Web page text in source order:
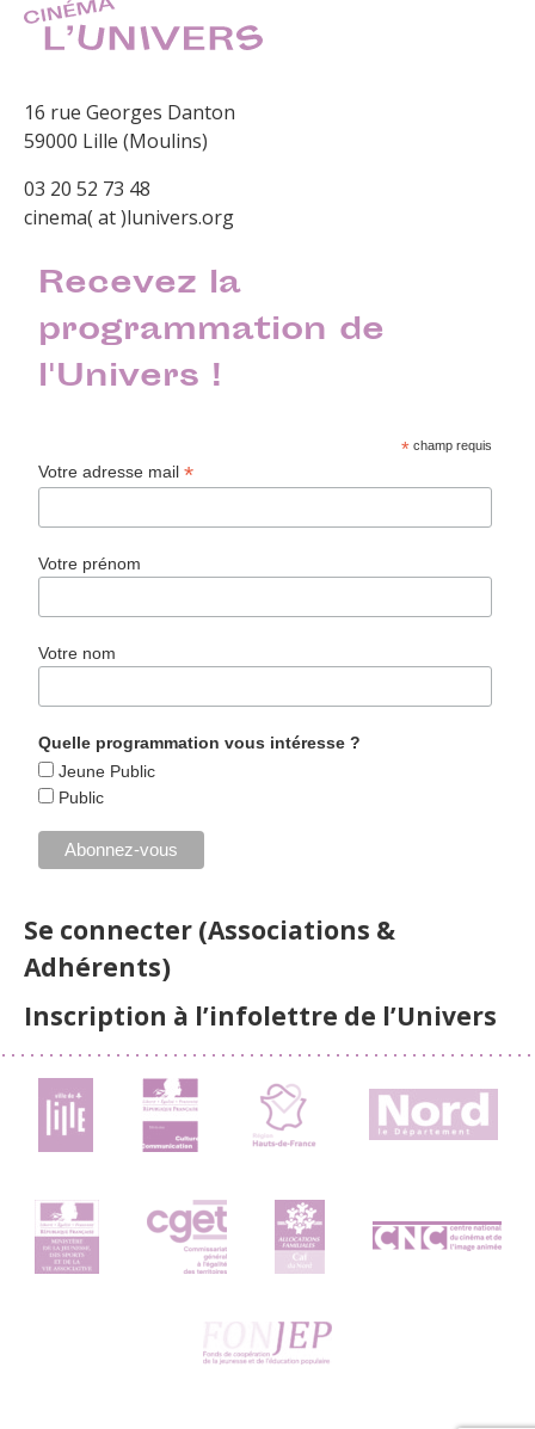
16 rue Georges Danton
59000 Lille (Moulins)
03 20 52 73 48
cinema( at )lunivers.org
Recevez la
programmation de
l'Univers !
* champ requis
Votre adresse mail*
Votre prénom
Votre nom
Quelle programmation vous intéresse ?
Jeune Public
Public
Se connecter (Associations &
Adhérents)
Inscription à l’infolettre de l’Univers